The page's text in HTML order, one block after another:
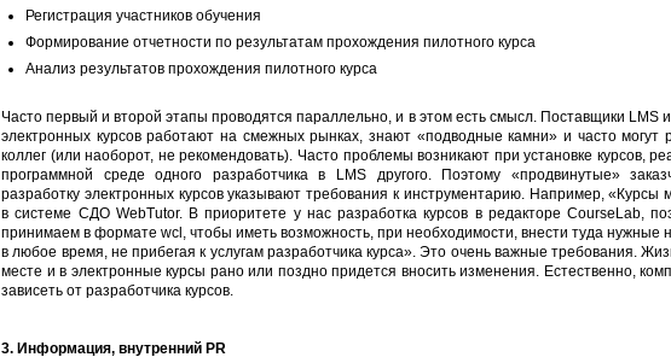
Регистрация участников обучения
Формирование отчетности по результатам прохождения пилотного курса
Анализ результатов прохождения пилотного курса
Часто первый и второй этапы проводятся параллельно, и в этом есть смысл. Поставщики LMS
электронных курсов работают на смежных рынках, знают «подводные камни» и часто могут
коллег (или наоборот, не рекомендовать). Часто проблемы возникают при установке курсов,
программной среде одного разработчика в LMS другого. Поэтому «продвинутые»
разработку электронных курсов указывают требования к инструментарию. Например, «Курсы
в системе СДО WebTutor. В приоритете у нас разработка курсов в редакторе CourseLab,
принимаем в формате wcl, чтобы иметь возможность, при необходимости, внести туда нужные
в любое время, не прибегая к услугам разработчика курса». Это очень важные требования.
месте и в электронные курсы рано или поздно придется вносить изменения. Естественно,
зависеть от разработчика курсов.
3. Информация, внутренний PR